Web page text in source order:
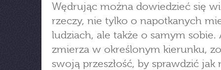
Wędrując można dowiedzieć się
rzeczy, nie tylko o napotkanych
ludziach, ale także o samym sobie.
zmierza w określonym kierunku,
swoją przeszłość, by sprawdzić jak